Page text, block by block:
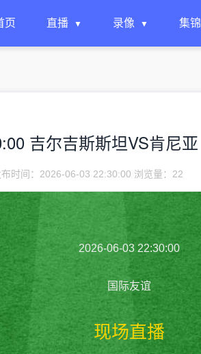
页 直播 录像 集锦
吉尔吉斯斯坦VS肯尼亚
布时间：2026-06-03 22:30:00 浏览量： 22
2026-06-03 22:30:00
国际友谊
现场直播